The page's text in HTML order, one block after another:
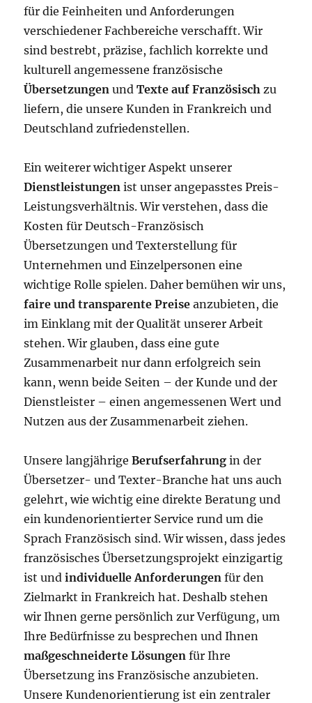
für die Feinheiten und Anforderungen
verschiedener Fachbereiche verschafft. Wir
sind bestrebt, präzise, fachlich korrekte und
kulturell angemessene französische
Übersetzungen undTexte auf Französisch zu
liefern, die unsere Kunden in Frankreich und
Deutschland zufriedenstellen.
Ein weiterer wichtiger Aspekt unserer
Dienstleistungen ist unser angepasstes Preis-
Leistungsverhältnis. Wir verstehen, dass die
Kosten für Deutsch-Französisch
Übersetzungen und Texterstellung für
Unternehmen und Einzelpersonen eine
wichtige Rolle spielen. Daher bemühen wir uns,
faire und transparente Preise anzubieten, die
im Einklang mit der Qualität unserer Arbeit
stehen. Wir glauben, dass eine gute
Zusammenarbeit nur dann erfolgreich sein
kann, wenn beide Seiten – der Kunde und der
Dienstleister – einen angemessenen Wert und
Nutzen aus der Zusammenarbeit ziehen.
Unsere langjährigeBerufserfahrung in der
Übersetzer- und Texter-Branche hat uns auch
gelehrt, wie wichtig eine direkte Beratung und
ein kundenorientierter Service rund um die
Sprach Französisch sind. Wir wissen, dass jedes
französisches Übersetzungsprojekt einzigartig
ist undindividuelle Anforderungen für den
Zielmarkt in Frankreich hat. Deshalb stehen
wir Ihnen gerne persönlich zur Verfügung, um
Ihre Bedürfnisse zu besprechen und Ihnen
maßgeschneiderte Lösungen für Ihre
Übersetzung ins Französische anzubieten.
Unsere Kundenorientierung ist ein zentraler